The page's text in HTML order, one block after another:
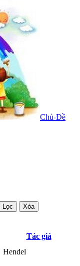
Chủ-Đề
Lọc Xóa
Tác giả
Hendel